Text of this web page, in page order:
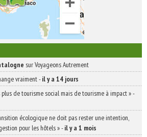
sur Voyageons Autrement
vraiment-il y a 14 jours
plus de tourisme social mais de tourisme à impact »-
écologique ne doit pas rester une intention,
pour les hôtels »-il y a 1 mois